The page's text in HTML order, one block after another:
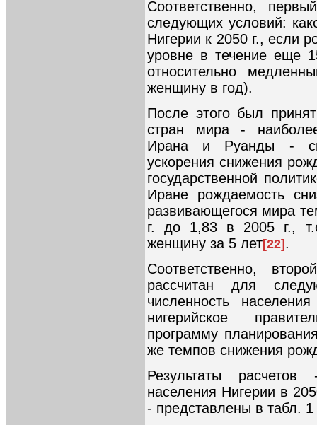
Соответственно,
следующих условий:
Нигерии к 2050 г., если
уровне в течение еще
относительно
женщину в год).
После этого был
стран мира -
Ирана и Руанды -
ускорения снижения
государственной
Иране рождаемость
развивающегося мира
г. до 1,83 в 2005 г.,
женщину за 5 лет[22].
Соответственно,
рассчитан для
численность
нигерийское
программу
же темпов снижения
Результаты расчетов
населения Нигерии в
- представлены в табл.